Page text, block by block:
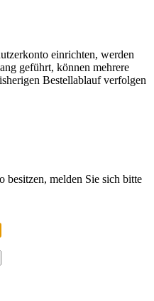
einrichten, werden
geführt, können mehrere
Bestellablauf verfolgen
besitzen, melden Sie sich bitte